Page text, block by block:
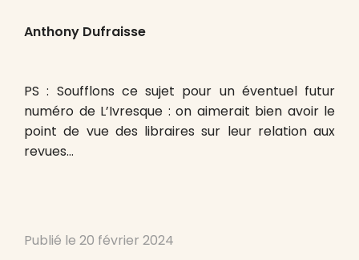
Anthony Dufraisse
PS : Soufflons ce sujet pour un éventuel futur
numéro de L’Ivresque : on aimerait bien avoir le
point de vue des libraires sur leur relation aux
revues…
Publié le 20 février 2024